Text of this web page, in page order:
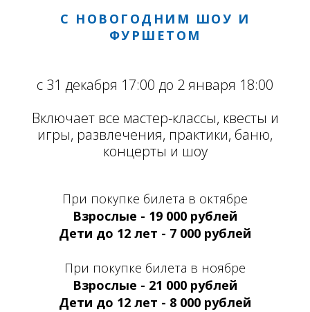
С НОВОГОДНИМ ШОУ И
ФУРШЕТОМ
с 31 декабря 17:00 до 2 января 18:00
Включает все мастер-классы, квесты и
игры, развлечения, практики, баню,
концерты и шоу
При покупке билета в октябре
Взрослые - 19 000 рублей
Дети до 12 лет - 7 000 рублей
При покупке билета в ноябре
Взрослые - 21 000 рублей
Дети до 12 лет - 8 000 рублей